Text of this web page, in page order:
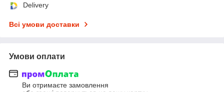
Delivery
Всі умови доставки
Умови оплати
Ви отримаєте замовлення